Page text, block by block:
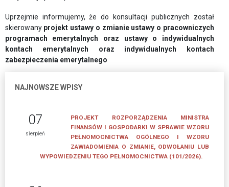
REGULAMIN
RADY
ZWIĄZKU;
REGULAMIN
udziału
w
wydarzeniach
organizowanych
Uprzejmie informujemy, że do konsultacji publicznych został
skierowany projekt ustawy o zmianie ustawy o pracowniczych
programach emerytalnych oraz ustawy o indywidualnych
kontach emerytalnych oraz indywidualnych kontach
zabezpieczenia emerytalnego
NAJNOWSZE WPISY
07
sierpień
PROJEKT ROZPORZĄDZENIA MINISTRA
FINANSÓW I GOSPODARKI W SPRAWIE WZORU
PEŁNOMOCNICTWA OGÓLNEGO I WZORU
ZAWIADOMIENIA O ZMIANIE, ODWOŁANIU LUB
WYPOWIEDZENIU TEGO PEŁNOMOCNICTWA (101/2026).